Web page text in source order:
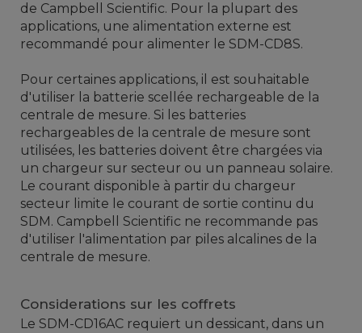
de Campbell Scientific. Pour la plupart des
applications, une alimentation externe est
recommandé pour alimenter le SDM-CD8S.
Pour certaines applications, il est souhaitable
d'utiliser la batterie scellée rechargeable de la
centrale de mesure. Si les batteries
rechargeables de la centrale de mesure sont
utilisées, les batteries doivent être chargées via
un chargeur sur secteur ou un panneau solaire.
Le courant disponible à partir du chargeur
secteur limite le courant de sortie continu du
SDM. Campbell Scientific ne recommande pas
d'utiliser l'alimentation par piles alcalines de la
centrale de mesure.
Considerations sur les coffrets
Le SDM-CD16AC requiert un dessicant, dans un